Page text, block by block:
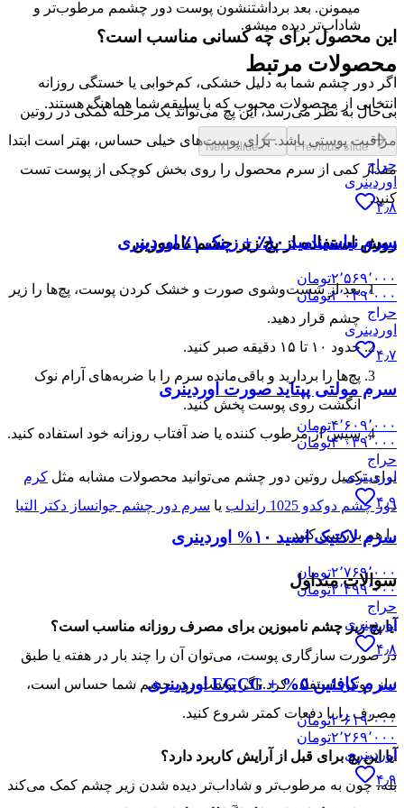
این محصول برای چه کسانی مناسب است؟
اگر دور چشم شما به دلیل خشکی، کم‌خوابی یا خستگی روزانه
بی‌حال به نظر می‌رسد، این پچ می‌تواند یک مرحله کمکی در روتین
مراقبت پوستی باشد. برای پوست‌های خیلی حساس، بهتر است ابتدا
مقدار کمی از سرم محصول را روی بخش کوچکی از پوست تست
کنید.
روش استفاده از پچ زیر چشم نامبوزین
بعد از شست‌وشوی صورت و خشک کردن پوست، پچ‌ها را زیر
چشم قرار دهید.
حدود ۱۰ تا ۱۵ دقیقه صبر کنید.
پچ‌ها را بردارید و باقی‌مانده سرم را با ضربه‌های آرام نوک
انگشت روی پوست پخش کنید.
سپس از مرطوب کننده یا ضد آفتاب روزانه خود استفاده کنید.
برای تکمیل روتین دور چشم می‌توانید محصولات مشابه مثل کرم
دور چشم دوکدو 1025 راندلب
یا سرم دور چشم جوانساز دکتر التیا
را هم بررسی کنید.
سوالات متداول
آیا پچ زیر چشم نامبوزین برای مصرف روزانه مناسب است؟
در صورت سازگاری پوست، می‌توان آن را چند بار در هفته یا طبق
نیاز روتین استفاده کرد. اگر پوست دور چشم شما حساس است،
مصرف را با دفعات کمتر شروع کنید.
آیا این پچ برای قبل از آرایش کاربرد دارد؟
بله، چون به مرطوب‌تر و شاداب‌تر دیده شدن زیر چشم کمک می‌کند
میمونن. بعد برداشتنشون پوست دور چشمم مرطوب‌تر و
شاداب‌تر دیده میشه.
محصولات مرتبط
انتخابی از محصولات محبوب که با سلیقه شما هماهنگ هستند.
Previous slide
Next slide
حراج
اوردینری
۴٫۸
سرم نیاسینامید ۱۰٪ + زینک ۱٪ اوردینری
۲٬۵۶۹٬۰۰۰تومان
۲٬۰۴۹٬۰۰۰تومان
حراج
اوردینری
۴٫۷
سرم مولتی پپتاید صورت اوردینری
۴٬۶۰۹٬۰۰۰تومان
۴٬۰۳۹٬۰۰۰تومان
حراج
اوردینری
۴٫۹
سرم لاکتیک اسید ۱۰% اوردینری
۲٬۷۶۹٬۰۰۰تومان
۲٬۴۹۹٬۰۰۰تومان
حراج
اوردینری
۴٫۸
سرم کافئین ۵% + EGCG اوردینری
۲٬۶۱۹٬۰۰۰تومان
۲٬۲۶۹٬۰۰۰تومان
اوردینری
۴٫۹